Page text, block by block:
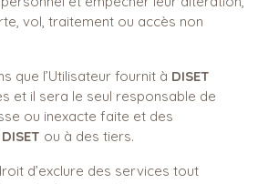
vol, traitement ou accès non
que l’Utilisateur fournit à DISET
et il sera le seul responsable de
ou inexacte faite et des
DISET ou à des tiers.
d’exclure des services tout